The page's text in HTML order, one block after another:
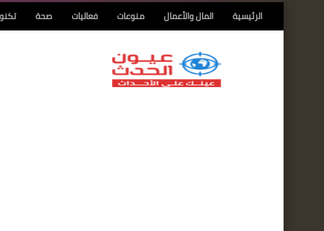
الرئيسية المال والأعمال منوعات فعاليات صحة